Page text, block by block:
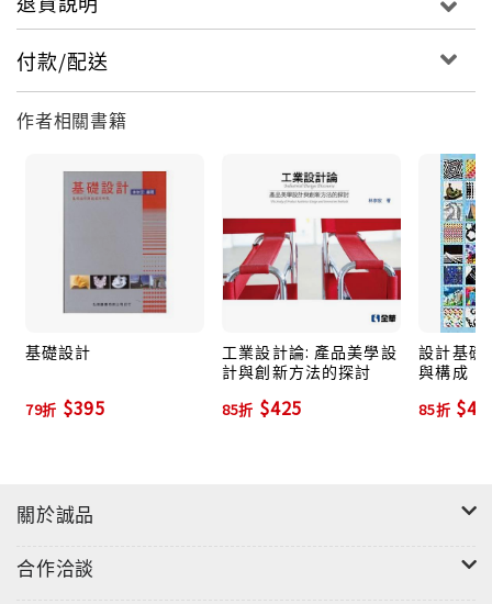
付款/配送
作者相關書籍
基礎設計
79折 $395
工業設計論: 產品美學設
計與創新方法的探討
85折 $425
設計基礎
與構成
85折
關於誠品
合作洽談